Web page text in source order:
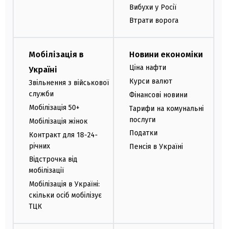
Вибухи у Росії
Втрати ворога
Мобілізація в
Україні
Звільнення з військової
служби
Мобілізація 50+
Мобілізація жінок
Контракт для 18-24-
річних
Відстрочка від
мобілізації
Мобілізація в Україні:
скільки осіб мобілізує
ТЦК
Новини економіки
Ціна нафти
Курси валют
Фінансові новини
Тарифи на комунальні
послуги
Податки
Пенсія в Україні